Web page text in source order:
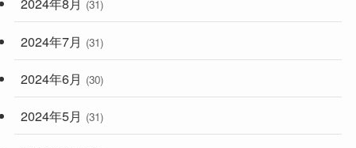
(31)
2024年7月 (31)
2024年6月 (30)
2024年5月 (31)